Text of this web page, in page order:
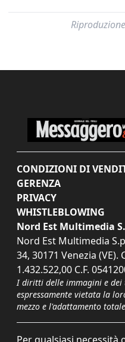
CONDIZIONI DI
GERENZA
PRIVACY
WHISTLEBLOWING
Nord Est Multimedia
Nord Est Multimedia
34, 30171 Venezia (VE).
1.432.522,00 C.F.
I diritti delle immagini e dei
espressamente vietata la
mezzo e l'adattamento